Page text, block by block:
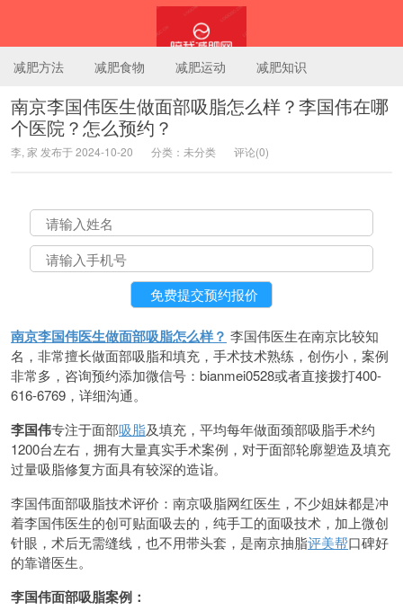
减肥方法 减肥食物 减肥运动 减肥知识
南京李国伟医生做面部吸脂怎么样？李国伟在哪
个医院？怎么预约？
李, 家 发布于 2024-10-20 分类：未分类 评论(0)
南京李国伟医生做面部吸脂怎么样？ 李国伟医生在南京比较知
名，非常擅长做面部吸脂和填充，手术技术熟练，创伤小，案例
非常多，咨询预约添加微信号：bianmei0528或者直接拨打400-
616-6769，详细沟通。
李国伟专注于面部吸脂及填充，平均每年做面颈部吸脂手术约
1200台左右，拥有大量真实手术案例，对于面部轮廓塑造及填充
过量吸脂修复方面具有较深的造诣。
李国伟面部吸脂技术评价：南京吸脂网红医生，不少姐妹都是冲
着李国伟医生的创可贴面吸去的，纯手工的面吸技术，加上微创
针眼，术后无需缝线，也不用带头套，是南京抽脂评美帮口碑好
的靠谱医生。
李国伟面部吸脂案例：